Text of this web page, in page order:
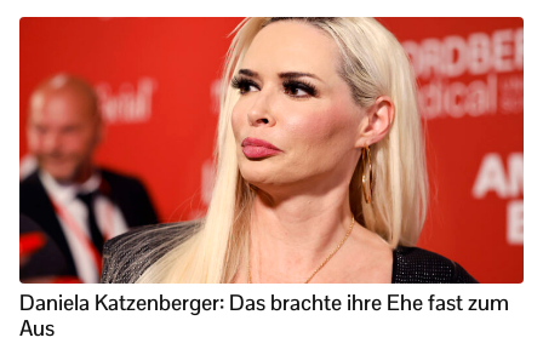
Daniela Katzenberger: Das brachte ihre Ehe fast zum
Aus